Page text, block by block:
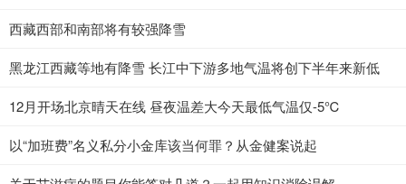
西藏西部和南部将有较强降雪
黑龙江西藏等地有降雪 长江中下游多地气温将创下半年来新低
12月开场北京晴天在线 昼夜温差大今天最低气温仅-5℃
以“加班费”名义私分小金库该当何罪？从金健案说起